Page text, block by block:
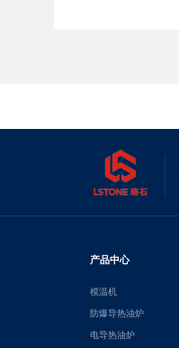
产品中心
模温机
防爆导热油炉
电导热油炉